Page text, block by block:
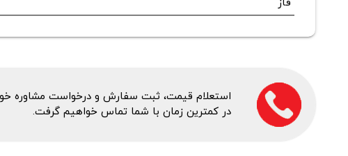
فاز
استعلام قیمت، ثبت سفارش و درخواست مشاوره خود
در کمترین زمان با شما تماس خواهیم گرفت.